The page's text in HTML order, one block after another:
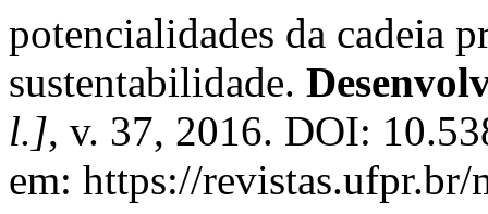
potencialidades da cadeia
sustentabilidade.
l.], v. 37, 2016. DOI:
em: https://